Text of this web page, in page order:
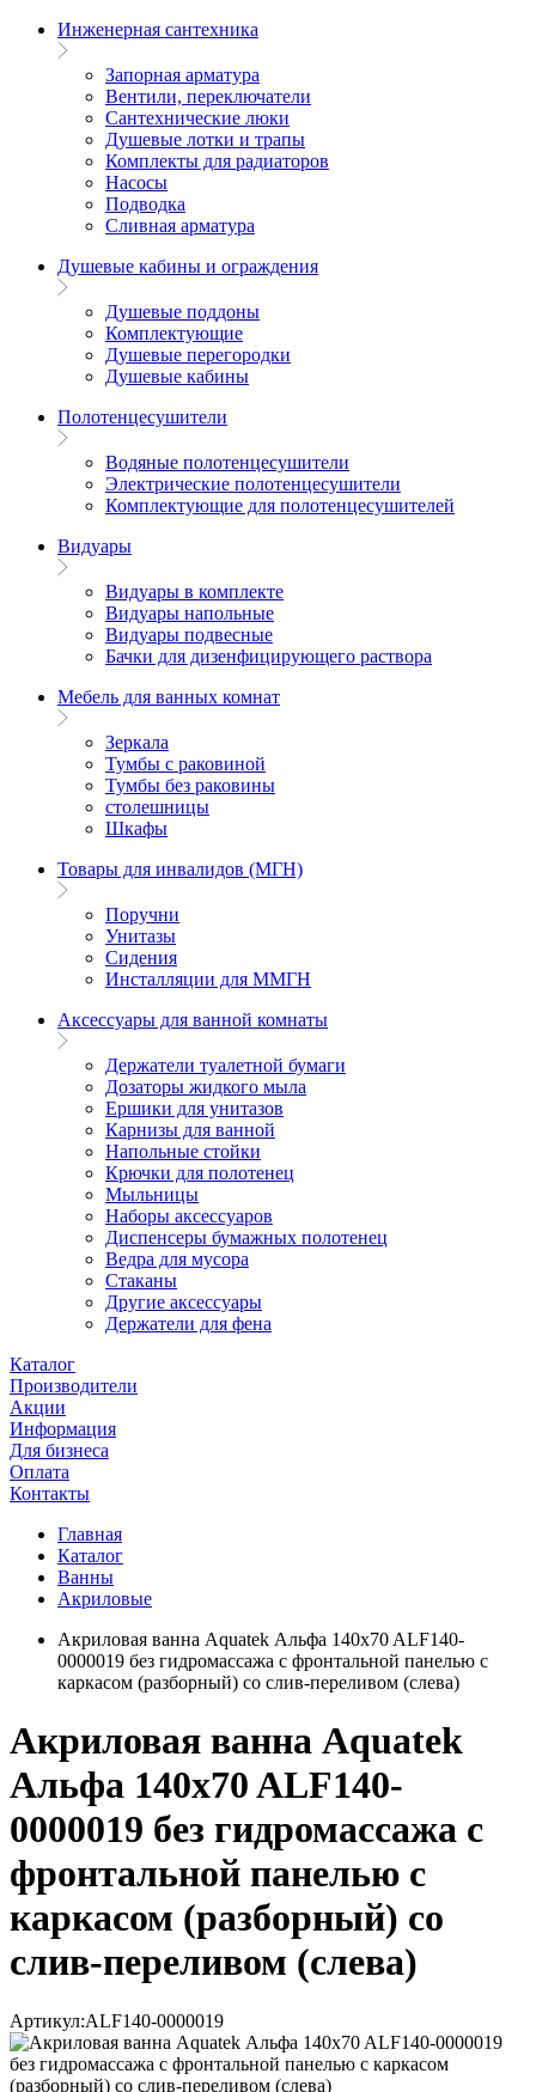
Инженерная сантехника
Запорная арматура
Вентили, переключатели
Сантехнические люки
Душевые лотки и трапы
Комплекты для радиаторов
Насосы
Подводка
Сливная арматура
Душевые кабины и ограждения
Душевые поддоны
Комплектующие
Душевые перегородки
Душевые кабины
Полотенцесушители
Водяные полотенцесушители
Электрические полотенцесушители
Комплектующие для полотенцесушителей
Видуары
Видуары в комплекте
Видуары напольные
Видуары подвесные
Бачки для дизенфицирующего раствора
Мебель для ванных комнат
Зеркала
Тумбы с раковиной
Тумбы без раковины
столешницы
Шкафы
Товары для инвалидов (МГН)
Поручни
Унитазы
Сидения
Инсталляции для ММГН
Аксессуары для ванной комнаты
Держатели туалетной бумаги
Дозаторы жидкого мыла
Ершики для унитазов
Карнизы для ванной
Напольные стойки
Крючки для полотенец
Мыльницы
Наборы аксессуаров
Диспенсеры бумажных полотенец
Ведра для мусора
Стаканы
Другие аксессуары
Держатели для фена
Каталог
Производители
Акции
Информация
Для бизнеса
Оплата
Контакты
Главная
Каталог
Ванны
Акриловые
Акриловая ванна Aquatek Альфа 140x70 ALF140-
0000019 без гидромассажа с фронтальной панелью с
каркасом (разборный) со слив-переливом (слева)
Акриловая ванна Aquatek
Альфа 140x70 ALF140-
0000019 без гидромассажа с
фронтальной панелью с
каркасом (разборный) со
слив-переливом (слева)
Артикул:ALF140-0000019